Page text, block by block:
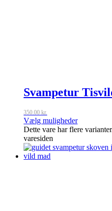
Svampetur
350.00 kr.
Vælg muligheder
Dette vare har flere
varesiden